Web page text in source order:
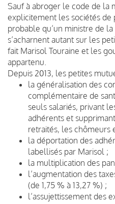
Sauf à abroger le code de la
explicitement les sociétés de
probable qu’un ministre de
s’acharnent autant sur les
fait Marisol Touraine et les
appartenu.
Depuis 2013, les petites
la généralisation des
complémentaire de
seuls salariés, privant
adhérents et
retraités, les chômeurs
la déportation des
labellisés par Marisol ;
la multiplication des
l’augmentation des
(de 1,75 % à 13,27 %) ;
l’assujettissement des